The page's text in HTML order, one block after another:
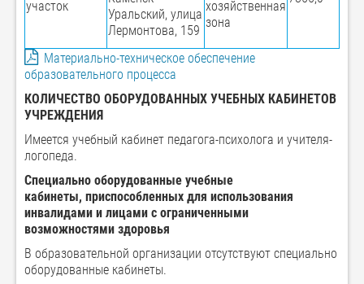
участок
Уральский, улица
Лермонтова, 159
хозяйственная
зона
Материально-техническое обеспечение
образовательного процесса
КОЛИЧЕСТВО ОБОРУДОВАННЫХ УЧЕБНЫХ КАБИНЕТОВ
УЧРЕЖДЕНИЯ
Имеется учебный кабинет педагога-психолога и учителя-
логопеда.
Специально оборудованные учебные
кабинеты, приспособленных для использования
инвалидами и лицами с ограниченными
возможностями здоровья
В образовательной организации отсутствуют специально
оборудованные кабинеты.